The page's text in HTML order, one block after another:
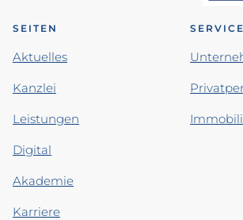
SEITEN
Aktuelles
Kanzlei
Leistungen
Digital
Akademie
Karriere
SERVICE